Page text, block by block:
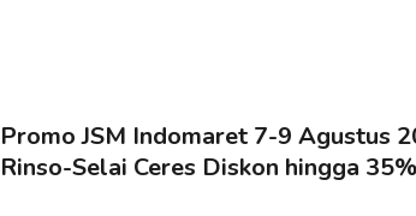
Promo JSM Indomaret 7-9 Agustus
Rinso-Selai Ceres Diskon hingga 35%